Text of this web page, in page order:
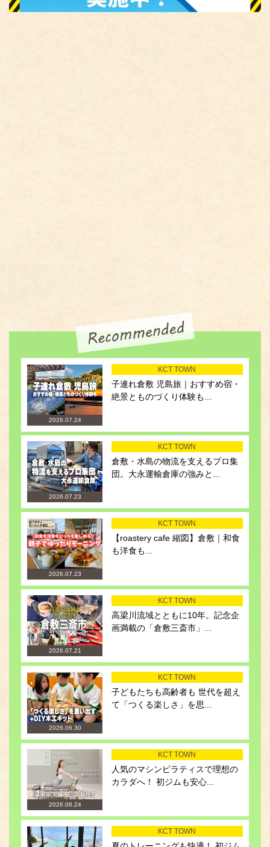
2026.07.24
KCT TOWN
子連れ倉敷 児島旅｜おすすめ宿・
絶景とものづくり体験も...
2026.07.23
KCT TOWN
倉敷・水島の物流を支えるプロ集
団。大永運輸倉庫の強みと...
2026.07.23
KCT TOWN
【roastery cafe 縮図】倉敷｜和食
も洋食も...
2026.07.21
KCT TOWN
高梁川流域とともに10年。記念企
画満載の「倉敷三斎市」...
2026.06.30
KCT TOWN
子どもたちも高齢者も 世代を超え
て「つくる楽しさ」を思...
2026.06.24
KCT TOWN
人気のマシンピラティスで理想の
カラダへ！ 初ジムも安心...
KCT TOWN